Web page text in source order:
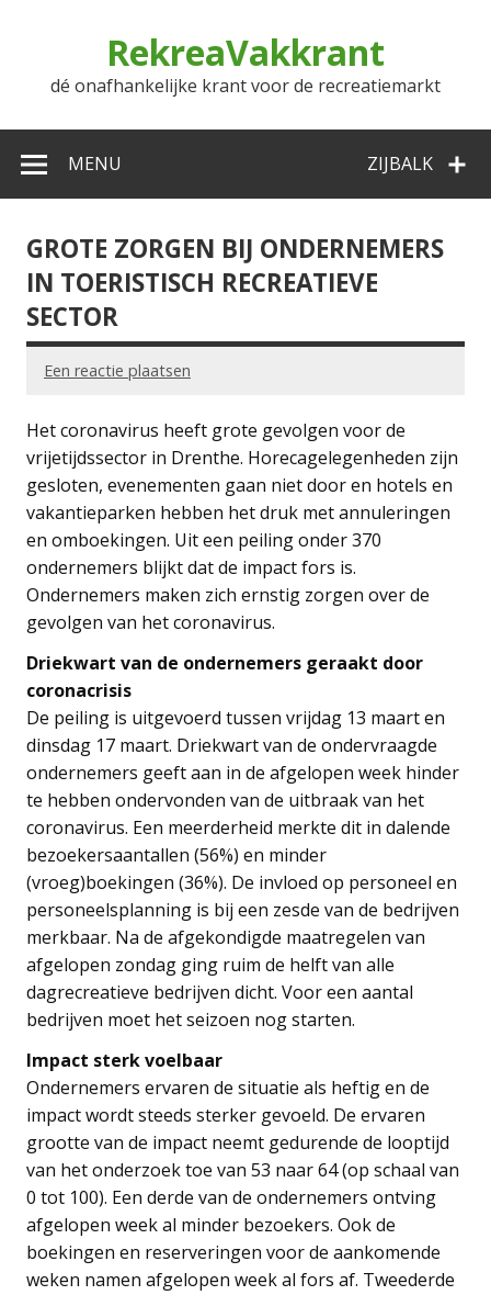
RekreaVakkrant
dé onafhankelijke krant voor de recreatiemarkt
ZIJBALK
MENU
GROTE ZORGEN BIJ ONDERNEMERS
IN TOERISTISCH RECREATIEVE
SECTOR
Een reactie plaatsen
Het coronavirus heeft grote gevolgen voor de
vrijetijdssector in Drenthe. Horecagelegenheden zijn
gesloten, evenementen gaan niet door en hotels en
vakantieparken hebben het druk met annuleringen
en omboekingen. Uit een peiling onder 370
ondernemers blijkt dat de impact fors is.
Ondernemers maken zich ernstig zorgen over de
gevolgen van het coronavirus.
Driekwart van de ondernemers geraakt door
coronacrisis
De peiling is uitgevoerd tussen vrijdag 13 maart en
dinsdag 17 maart. Driekwart van de ondervraagde
ondernemers geeft aan in de afgelopen week hinder
te hebben ondervonden van de uitbraak van het
coronavirus. Een meerderheid merkte dit in dalende
bezoekersaantallen (56%) en minder
(vroeg)boekingen (36%). De invloed op personeel en
personeelsplanning is bij een zesde van de bedrijven
merkbaar. Na de afgekondigde maatregelen van
afgelopen zondag ging ruim de helft van alle
dagrecreatieve bedrijven dicht. Voor een aantal
bedrijven moet het seizoen nog starten.
Impact sterk voelbaar
Ondernemers ervaren de situatie als heftig en de
impact wordt steeds sterker gevoeld. De ervaren
grootte van de impact neemt gedurende de looptijd
van het onderzoek toe van 53 naar 64 (op schaal van
0 tot 100). Een derde van de ondernemers ontving
afgelopen week al minder bezoekers. Ook de
boekingen en reserveringen voor de aankomende
weken namen afgelopen week al fors af. Tweederde